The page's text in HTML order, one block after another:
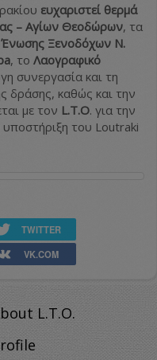
ευχαριστεί θερμά
– Αγίων Θεοδώρων, τα
Ξενοδόχων Ν.
, το Λαογραφικό
συνεργασία και τη
δράσης, καθώς και την
με τον L.T.O. για την
υποστήριξη του Loutraki
TWITTER
VK.COM
L.T.O.